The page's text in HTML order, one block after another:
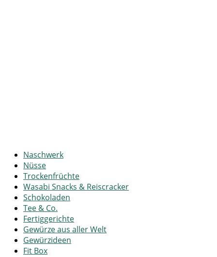
Naschwerk
Nüsse
Trockenfrüchte
Wasabi Snacks & Reiscracker
Schokoladen
Tee & Co.
Fertiggerichte
Gewürze aus aller Welt
Gewürzideen
Fit Box